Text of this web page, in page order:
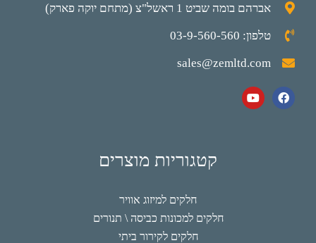
אברהם בומה שביט 1 ראשל"צ (מתחם יוקה פארק)
טלפון: 03-9-560-560
sales@zemltd.com
קטגוריות מוצרים
חלקים למיזוג אוויר
חלקים למכונות כביסה \ תנורים
חלקים לקירור ביתי